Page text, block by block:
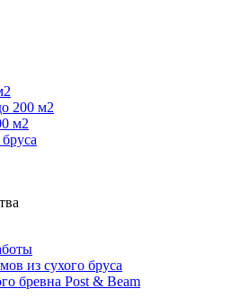
200 м2
м2
из сухого бруса
бревна Post & Beam